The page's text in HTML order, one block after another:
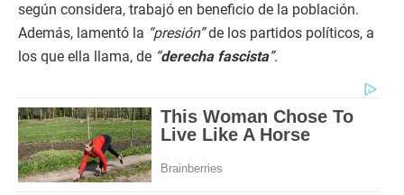
según considera, trabajó en beneficio de la población.
Además, lamentó la “presión”de los partidos políticos, a
los que ella llama, de “derecha fascista”.